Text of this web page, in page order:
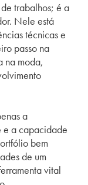
trabalhos; é a
Nele está
técnicas e
passo na
na moda,
a
e a capacidade
bem
de um
vital